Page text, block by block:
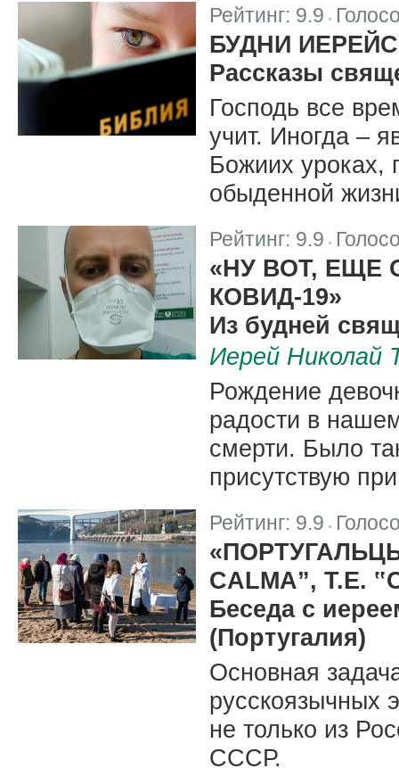
Рейтинг: 9.9 |
БУДНИ
Рассказы
Господь все
учит. Иногда –
Божиих уроках,
обыденной
Рейтинг: 9.9 |
«НУ ВОТ, ЕЩЕ
КОВИД-19»
Из будней
Иерей Николай
Рождение
радости в
смерти. Было
присутствую
Рейтинг: 9.9 |
CALMA”, Т.Е.
Беседа с
(Португалия)
Основная
русскоязычных
не только из
СССР.